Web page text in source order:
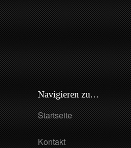
Navigieren zu…
Startseite
Kontakt